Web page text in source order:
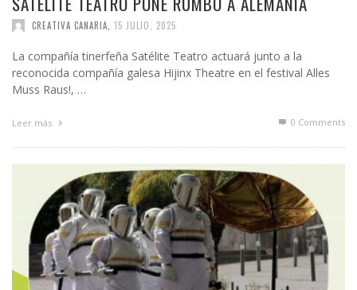
CREATIVA CANARIA 15 JULIO, 2025
La compañía tinerfeña Satélite Teatro actuará junto a la
reconocida compañía galesa Hijinx Theatre en el festival Alles
Muss Raus!, …
Leer más 0 Comments